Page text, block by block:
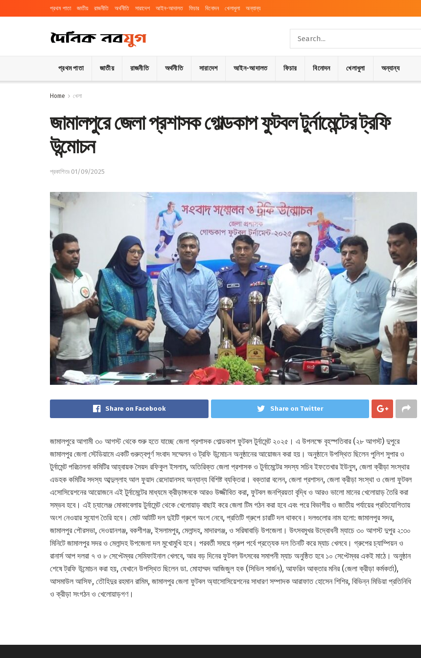
প্রথম পাতা জাতীয় রাজনীতি অর্থনীতি সারাদেশ আইন-আদালত ফিচার বিনোদন খেলাধুলা অন্যান্য
প্রথম পাতা জাতীয় রাজনীতি অর্থনীতি সারাদেশ আইন-আদালত ফিচার বিনোদন খেলাধুলা অন্যান্য
Home খেলা
জামালপুরে জেলা প্রশাসক গোল্ডকাপ ফুটবল টুর্নামেন্টের ট্রফি
উন্মোচন
প্রকাশিতঃ 01/09/2025
Share on Facebook Share on Twitter
জামালপুরে আগামী ৩০ আগস্ট থেকে শুরু হতে যাচ্ছে জেলা প্রশাসক গোল্ডকাপ ফুটবল টুর্নামেন্ট ২০২৫। এ উপলক্ষে বৃহস্পতিবার (২৮ আগস্ট) দুপুরে
জামালপুর জেলা স্টেডিয়ামে একটি গুরুত্বপূর্ণ সংবাদ সম্মেলন ও ট্রফি উন্মোচন অনুষ্ঠানের আয়োজন করা হয়। অনুষ্ঠানে উপস্থিত ছিলেন পুলিশ সুপার ও
টুর্নামেন্ট পরিচালনা কমিটির আহ্বায়ক সৈয়দ রফিকুল ইসলাম, অতিরিক্ত জেলা প্রশাসক ও টুর্নামেন্টের সদস্য সচিব ইফতেখার ইউনুস, জেলা ক্রীড়া সংস্থার
এডহক কমিটির সদস্য আব্দুল্লাহ আল ফুয়াদ রেদোয়ানসহ অন্যান্য বিশিষ্ট ব্যক্তিরা। বক্তারা বলেন, জেলা প্রশাসন, জেলা ক্রীড়া সংস্থা ও জেলা ফুটবল
এসোসিয়েশনের আয়োজনে এই টুর্নামেন্টের মাধ্যমে ক্রীড়াঙ্গনকে আরও উজ্জীবিত করা, ফুটবল জনপ্রিয়তা বৃদ্ধি ও আরও ভালো মানের খেলোয়াড় তৈরি করা
সম্ভব হবে। এই চ্যালেঞ্জ মোকাবেলায় টুর্নামেন্ট থেকে খেলোয়াড় বাছাই করে জেলা টিম গঠন করা হবে এবং পরে বিভাগীয় ও জাতীয় পর্যায়ের প্রতিযোগিতায়
অংশ নেওয়ার সুযোগ তৈরি হবে। মোট আটটি দল দুইটি গ্রুপে অংশ নেবে, প্রতিটি গ্রুপে চারটি দল থাকবে। দলগুলোর নাম হলো: জামালপুর সদর,
জামালপুর পৌরসভা, দেওয়ানগঞ্জ, বকশীগঞ্জ, ইসলামপুর, মেলান্দহ, মাদারগঞ্জ, ও সরিষাবাড়ি উপজেলা। উৎসবমুখর উদ্বোধনী ম্যাচে ৩০ আগস্ট দুপুর ২:৩০
মিনিটে জামালপুর সদর ও মেলান্দহ উপজেলা দল মুখোমুখি হবে। পরবর্তী সময়ে গ্রুপ পর্বে প্রত্যেক দল তিনটি করে ম্যাচ খেলবে। গ্রুপের চ্যাম্পিয়ন ও
রানার্স আপ দলরা ৭ ও ৮ সেপ্টেম্বর সেমিফাইনাল খেলবে, আর বড় দিনের ফুটবল উৎসবের সমাপনী ম্যাচ অনুষ্ঠিত হবে ১০ সেপ্টেম্বর একই মাঠে। অনুষ্ঠান
শেষে ট্রফি উন্মোচন করা হয়, যেখানে উপস্থিত ছিলেন ডা. মোহাম্মদ আজিজুল হক (সিভিল সার্জন), আফরিন আক্তার মনির (জেলা ক্রীড়া কর্মকর্তা),
আসমাউল আসিফ, তৌহিদুর রহমান রামিম, জামালপুর জেলা ফুটবল অ্যাসোসিয়েশনের সাধারণ সম্পাদক আরাফাত হোসেন শিশির, বিভিন্ন মিডিয়া প্রতিনিধি
ও ক্রীড়া সংগঠন ও খেলোয়াড়গণ।